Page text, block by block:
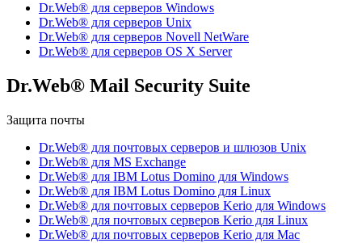
Dr.Web® для серверов Windows
Dr.Web® для серверов Unix
Dr.Web® для серверов Novell NetWare
Dr.Web® для серверов OS X Server
Dr.Web® Mail Security Suite
Защита почты
Dr.Web® для почтовых серверов и шлюзов Unix
Dr.Web® для MS Exchange
Dr.Web® для IBM Lotus Domino для Windows
Dr.Web® для IBM Lotus Domino для Linux
Dr.Web® для почтовых серверов Kerio для Windows
Dr.Web® для почтовых серверов Kerio для Linux
Dr.Web® для почтовых серверов Kerio для Mac